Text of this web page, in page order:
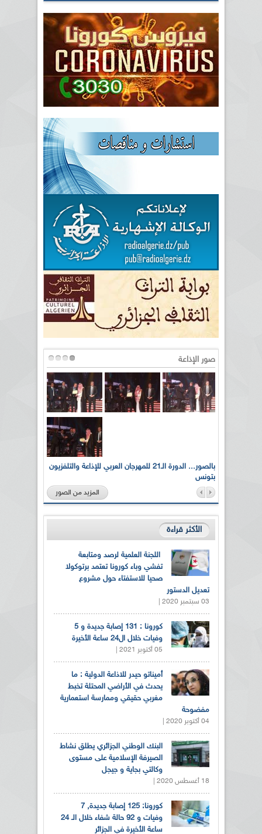
صور الإذاعة
بالصور... الدورة الـ21 للمهرجان العربي للإذاعة والتلفزيون
بتونس
المزيد من الصور
الأكثر قراءة
اللجنة العلمية لرصد ومتابعة
تفشي وباء كورونا تعتمد برتوكولا
صحيا للاستفتاء حول مشروع
تعديل الدستور
03 سبتمبر 2020 |
كورونا : 131 إصابة جديدة و 5
وفيات خلال ال24 ساعة الأخيرة
05 أكتوبر 2021 |
أميناتو حيدر للاذاعة الدولية : ما
يحدث في الأراضي المحتلة تخبط
مغربي حقيقي وممارسة استعمارية
مفضوحة
04 أكتوبر 2020 |
البنك الوطني الجزائري يطلق نشاط
الصيرفة الإسلامية على مستوى
وكالتي بجاية و جيجل
18 أغسطس 2020 |
كورونا: 125 إصابة جديدة, 7
وفيات و 92 حالة شفاء خلال الـ 24
ساعة الأخيرة في الجزائر